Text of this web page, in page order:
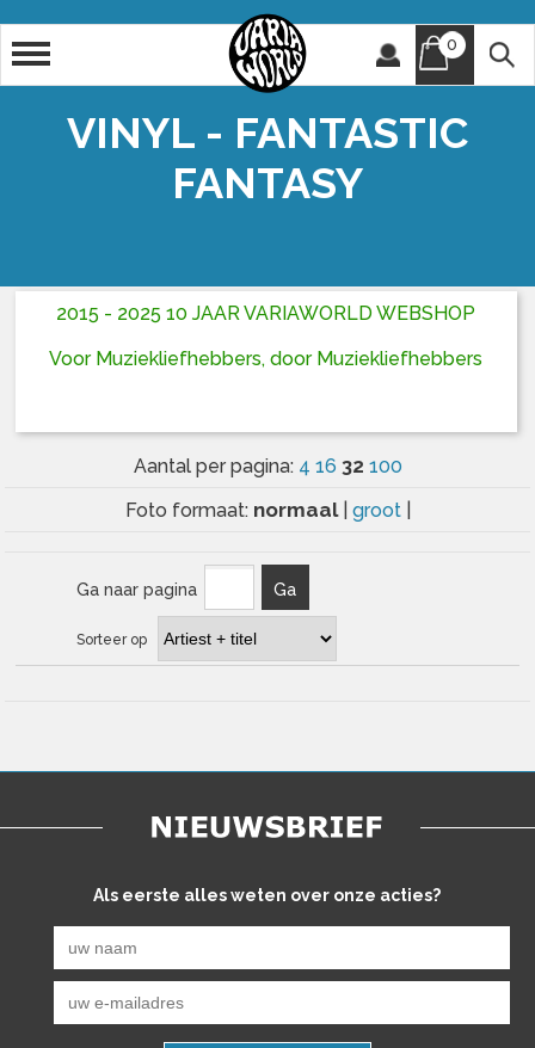
0
VINYL - FANTASTIC
FANTASY
2015 - 2025 10 JAAR VARIAWORLD WEBSHOP
Voor Muziekliefhebbers, door Muziekliefhebbers
Aantal per pagina: 4 16 32 100
Foto formaat: normaal groot
Ga naar pagina Ga
Sorteer op
Als eerste alles weten over onze acties?